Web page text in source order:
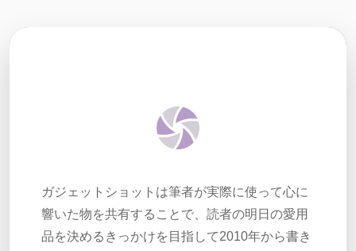
ガジェットショットは筆者が実際に使って心に
響いた物を共有することで、読者の明日の愛用
品を決めるきっかけを目指して2010年から書き